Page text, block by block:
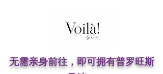
无需亲身前往，即可拥有普罗旺斯